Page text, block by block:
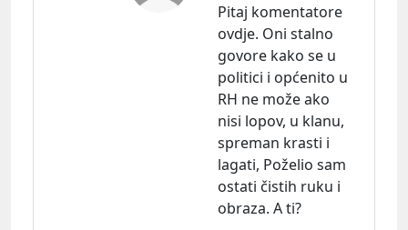
Pitaj komentatore
ovdje. Oni stalno
govore kako se u
politici i općenito u
RH ne može ako
nisi lopov, u klanu,
spreman krasti i
lagati, Poželio sam
ostati čistih ruku i
obraza. A ti?